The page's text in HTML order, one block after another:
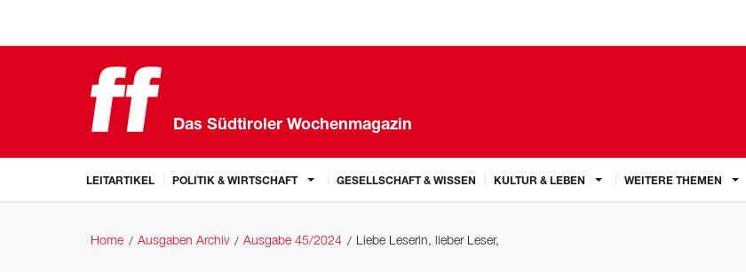
Das Südtiroler Wochenmagazin
LEITARTIKEL POLITIK & WIRTSCHAFT GESELLSCHAFT & WISSEN KULTUR & LEBEN WEITERE THEMEN
Home Ausgaben Archiv Ausgabe 45/2024 Liebe Leserin, lieber Leser,